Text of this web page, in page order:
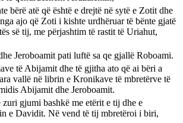
bërë atë që është e drejtë në sytë e Zotit dhe
ajo që Zoti i kishte urdhëruar të bënte gjatë
së tij, me përjashtim të rastit të Uriahut,
Jeroboamit pati luftë sa qe gjallë Roboami.
të Abijamit dhe të gjitha ato që ai bëri a
vallë në librin e Kronikave të mbretërve të
Abijamit dhe Jeroboamit.
gjumi bashkë me etërit e tij dhe e
e Davidit. Në vend të tij mbretëroi i biri,